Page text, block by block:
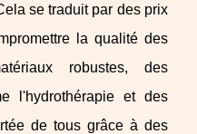
se traduit par des prix
la qualité des
robustes, des
l'hydrothérapie et des
de tous grâce à des